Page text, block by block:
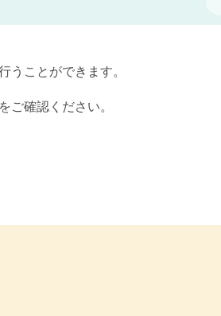
うことができます。
ご確認ください。